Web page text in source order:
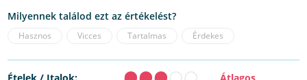
Milyennek találod ezt az értékelést?
Hasznos Vicces Tartalmas Érdekes